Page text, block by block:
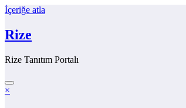
İçeriğe atla
Rize
Rize Tanıtım Portalı
×